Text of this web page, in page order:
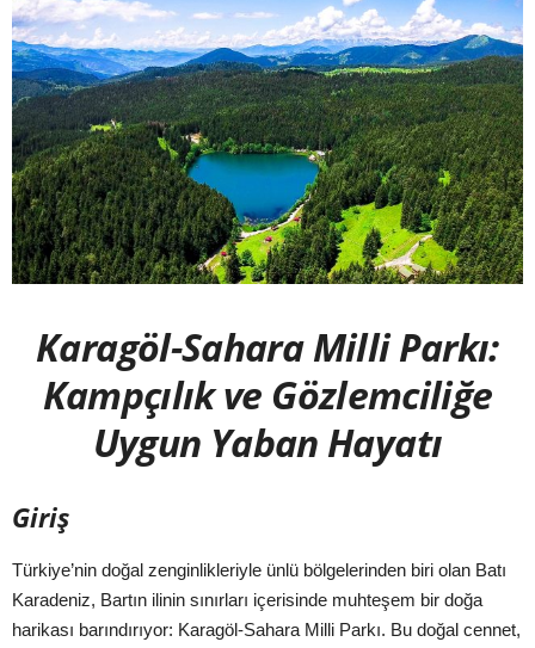
Karagöl-Sahara Milli Parkı:
Kampçılık ve Gözlemciliğe
Uygun Yaban Hayatı
Giriş
Türkiye’nin doğal zenginlikleriyle ünlü bölgelerinden biri olan Batı
Karadeniz, Bartın ilinin sınırları içerisinde muhteşem bir doğa
harikası barındırıyor: Karagöl-Sahara Milli Parkı. Bu doğal cennet,